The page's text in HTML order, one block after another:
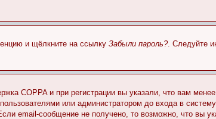
и щёлкните на ссылку Забыли пароль?. Следуйте
COPPA и при регистрации вы указали, что вам
или администратором до входа в
email-сообщение не получено, то возможно, что вы